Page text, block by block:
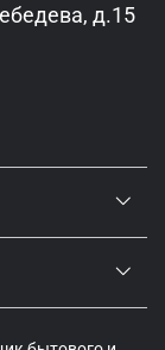
д.15